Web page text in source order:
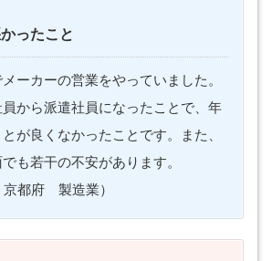
ったこと
ーカーの営業をやっていました。
から派遣社員になったことで、年
が良くなかったことです。また、
も若干の不安があります。
都府 製造業）